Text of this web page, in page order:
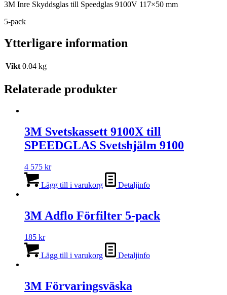
3M Inre Skyddsglas till Speedglas 9100V 117×50 mm
5-pack
Ytterligare information
Vikt 0.04 kg
Relaterade produkter
3M Svetskassett 9100X till
SPEEDGLAS Svetshjälm 9100
4 575 kr
Lägg till i varukorg Detaljinfo
3M Adflo Förfilter 5-pack
185 kr
Lägg till i varukorg Detaljinfo
3M Förvaringsväska